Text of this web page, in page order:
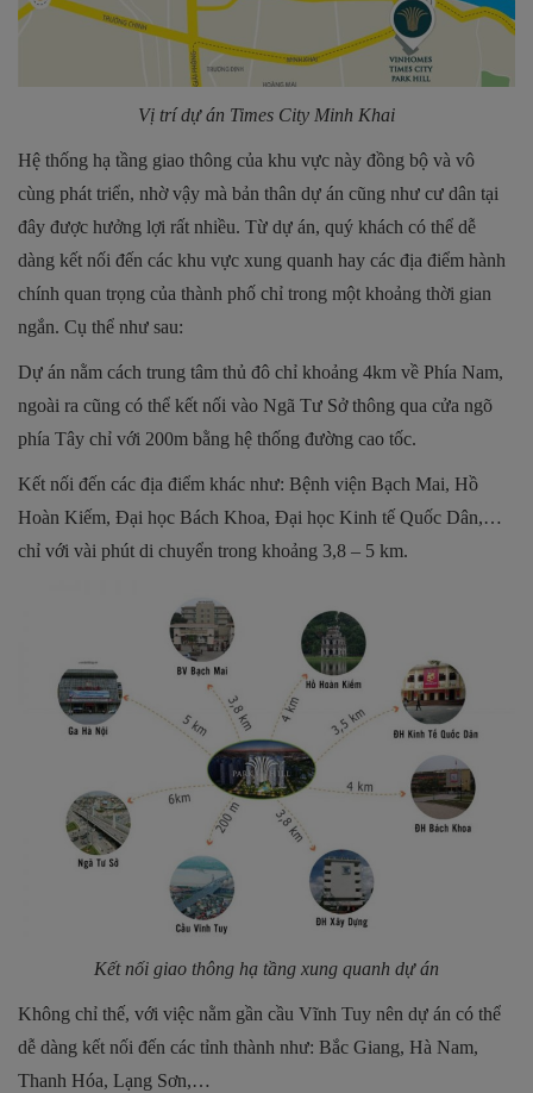
Vị trí dự án Times City Minh Khai
Hệ thống hạ tầng giao thông của khu vực này đồng bộ và vô
cùng phát triển, nhờ vậy mà bản thân dự án cũng như cư dân tại
đây được hưởng lợi rất nhiều. Từ dự án, quý khách có thể dễ
dàng kết nối đến các khu vực xung quanh hay các địa điểm hành
chính quan trọng của thành phố chỉ trong một khoảng thời gian
ngắn. Cụ thể như sau:
Dự án nằm cách trung tâm thủ đô chỉ khoảng 4km về Phía Nam,
ngoài ra cũng có thể kết nối vào Ngã Tư Sở thông qua cửa ngõ
phía Tây chỉ với 200m bằng hệ thống đường cao tốc.
Kết nối đến các địa điểm khác như: Bệnh viện Bạch Mai, Hồ
Hoàn Kiếm, Đại học Bách Khoa, Đại học Kinh tế Quốc Dân,…
chỉ với vài phút di chuyển trong khoảng 3,8 – 5 km.
Kết nối giao thông hạ tầng xung quanh dự án
Không chỉ thế, với việc nằm gần cầu Vĩnh Tuy nên dự án có thể
dễ dàng kết nối đến các tỉnh thành như: Bắc Giang, Hà Nam,
Thanh Hóa, Lạng Sơn,…